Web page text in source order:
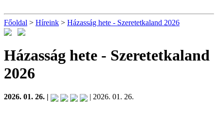
Főoldal > Híreink > Házasság hete - Szeretetkaland 2026
Házasság hete - Szeretetkaland
2026
2026. 01. 26. | | 2026. 01. 26.